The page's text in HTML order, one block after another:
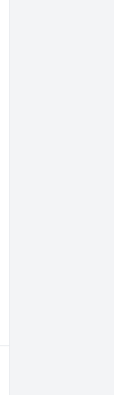
100000457BOX
100000457BOX
100000457BOX
100000457BOX